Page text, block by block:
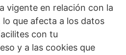
vigente en relación con la
que afecta a los datos
con tu
y a las cookies que